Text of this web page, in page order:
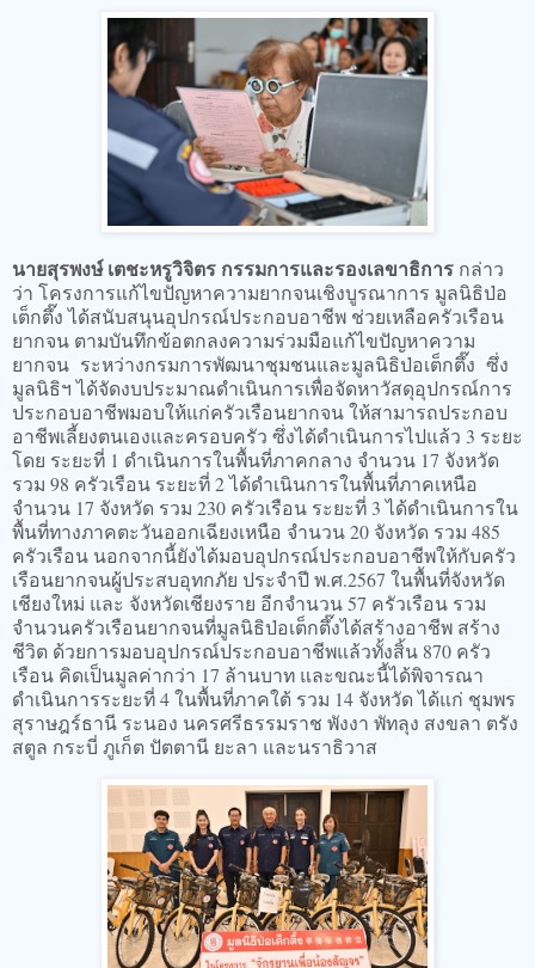
นายสุรพงษ์ เตชะหรูวิจิตร กรรมการและรองเลขาธิการ กล่าว
ว่า โครงการแก้ไขปัญหาความยากจนเชิงบูรณาการ มูลนิธิป่อ
เต็กตึ๊ง ได้สนับสนุนอุปกรณ์ประกอบอาชีพ ช่วยเหลือครัวเรือน
ยากจน ตามบันทึกข้อตกลงความร่วมมือแก้ไขปัญหาความ
ยากจน ระหว่างกรมการพัฒนาชุมชนและมูลนิธิป่อเต็กตึ๊ง ซึ่ง
มูลนิธิฯ ได้จัดงบประมาณดำเนินการเพื่อจัดหาวัสดุอุปกรณ์การ
ประกอบอาชีพมอบให้แก่ครัวเรือนยากจน ให้สามารถประกอบ
อาชีพเลี้ยงตนเองและครอบครัว ซึ่งได้ดำเนินการไปแล้ว 3 ระยะ
โดย ระยะที่ 1 ดำเนินการในพื้นที่ภาคกลาง จำนวน 17 จังหวัด
รวม 98 ครัวเรือน ระยะที่ 2 ได้ดำเนินการในพื้นที่ภาคเหนือ
จำนวน 17 จังหวัด รวม 230 ครัวเรือน ระยะที่ 3 ได้ดำเนินการใน
พื้นที่ทางภาคตะวันออกเฉียงเหนือ จำนวน 20 จังหวัด รวม 485
ครัวเรือน นอกจากนี้ยังได้มอบอุปกรณ์ประกอบอาชีพให้กับครัว
เรือนยากจนผู้ประสบอุทกภัย ประจำปี พ.ศ.2567 ในพื้นที่จังหวัด
เชียงใหม่ และ จังหวัดเชียงราย อีกจำนวน 57 ครัวเรือน รวม
จำนวนครัวเรือนยากจนที่มูลนิธิป่อเต็กตึ๊งได้สร้างอาชีพ สร้าง
ชีวิต ด้วยการมอบอุปกรณ์ประกอบอาชีพแล้วทั้งสิ้น 870 ครัว
เรือน คิดเป็นมูลค่ากว่า 17 ล้านบาท และขณะนี้ได้พิจารณา
ดำเนินการระยะที่ 4 ในพื้นที่ภาคใต้ รวม 14 จังหวัด ได้แก่ ชุมพร
สุราษฎร์ธานี ระนอง นครศรีธรรมราช พังงา พัทลุง สงขลา ตรัง
สตูล กระบี่ ภูเก็ต ปัตตานี ยะลา และนราธิวาส